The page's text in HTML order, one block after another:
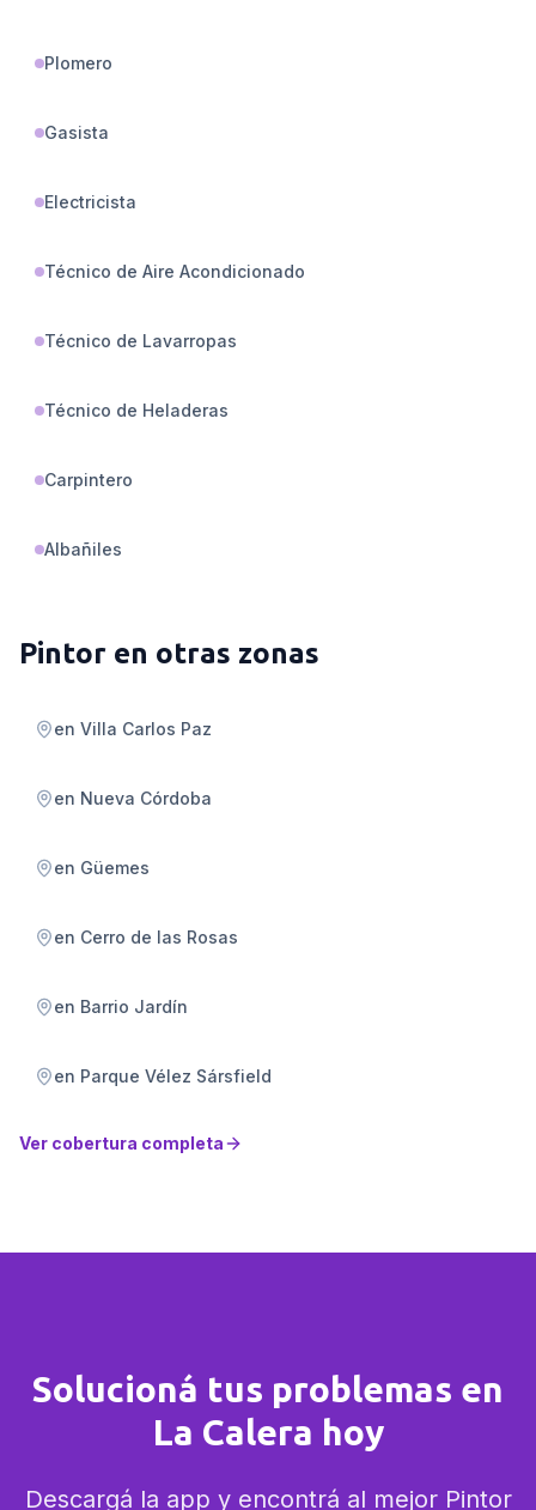
Plomero
Gasista
Electricista
Técnico de Aire Acondicionado
Técnico de Lavarropas
Técnico de Heladeras
Carpintero
Albañiles
Pintor en otras zonas
en Villa Carlos Paz
en Nueva Córdoba
en Güemes
en Cerro de las Rosas
en Barrio Jardín
en Parque Vélez Sársfield
Ver cobertura completa
Solucioná tus problemas en
La Calera hoy
Descargá la app y encontrá al mejor Pintor